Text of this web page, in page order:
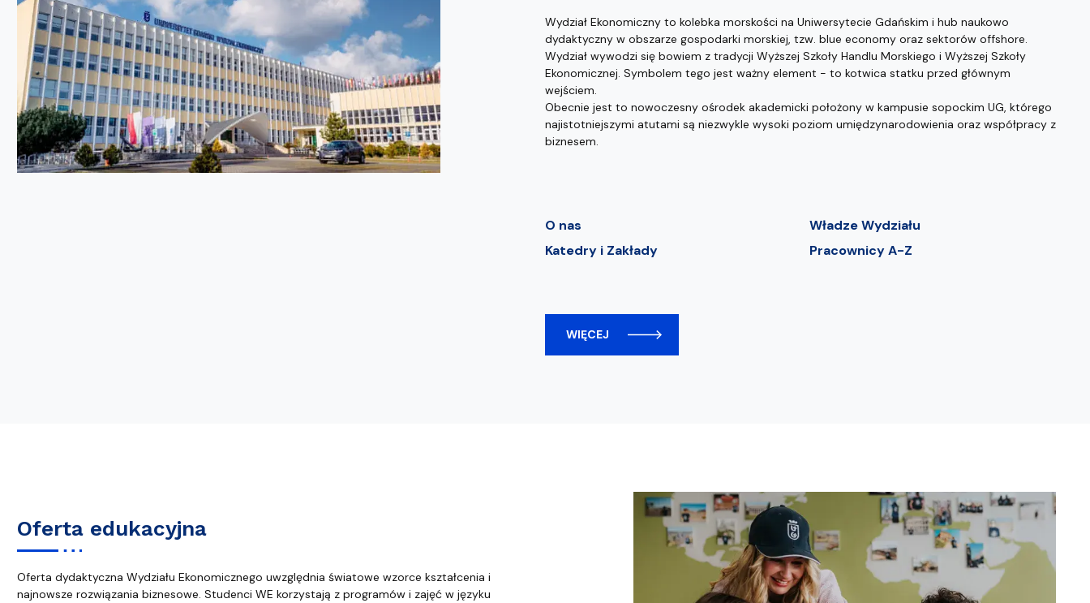
Wydział Ekonomiczny to kolebka morskości na Uniwersytecie Gdańskim i hub naukowo
dydaktyczny w obszarze gospodarki morskiej, tzw. blue economy oraz sektorów offshore.
Wydział wywodzi się bowiem z tradycji Wyższej Szkoły Handlu Morskiego i Wyższej Szkoły
Ekonomicznej. Symbolem tego jest ważny element - to kotwica statku przed głównym
wejściem.
Obecnie jest to nowoczesny ośrodek akademicki położony w kampusie sopockim UG, którego
najistotniejszymi atutami są niezwykle wysoki poziom umiędzynarodowienia oraz współpracy z
biznesem.
O nas
Władze Wydziału
Katedry i Zakłady
Pracownicy A-Z
WIĘCEJ
Oferta edukacyjna
Oferta dydaktyczna Wydziału Ekonomicznego uwzględnia światowe wzorce kształcenia i
najnowsze rozwiązania biznesowe. Studenci WE korzystają z programów i zajęć w języku